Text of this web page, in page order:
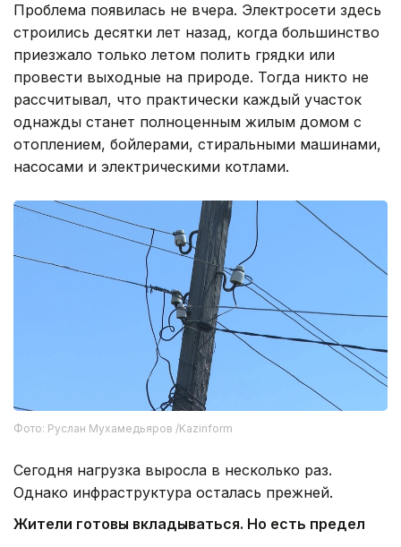
Проблема появилась не вчера. Электросети здесь
строились десятки лет назад, когда большинство
приезжало только летом полить грядки или
провести выходные на природе. Тогда никто не
рассчитывал, что практически каждый участок
однажды станет полноценным жилым домом с
отоплением, бойлерами, стиральными машинами,
насосами и электрическими котлами.
Фото: Руслан Мухамедьяров /Kazinform
Сегодня нагрузка выросла в несколько раз.
Однако инфраструктура осталась прежней.
Жители готовы вкладываться. Но есть предел